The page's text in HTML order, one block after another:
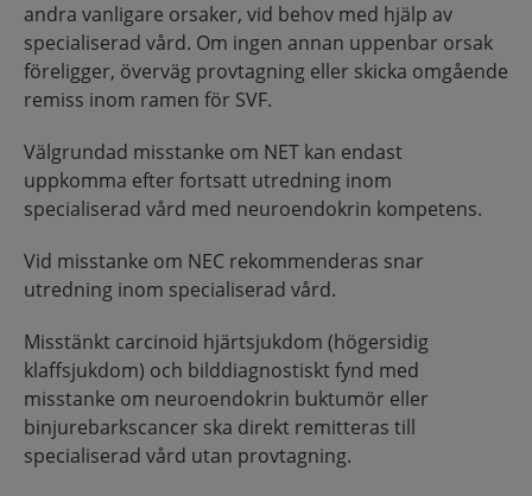
andra vanligare orsaker, vid behov med hjälp av
specialiserad vård. Om ingen annan uppenbar orsak
föreligger, överväg provtagning eller skicka omgående
remiss inom ramen för SVF.
Välgrundad misstanke om NET kan endast
uppkomma efter fortsatt utredning inom
specialiserad vård med neuroendokrin kompetens.
Vid misstanke om NEC rekommenderas snar
utredning inom specialiserad vård.
Misstänkt carcinoid hjärtsjukdom (högersidig
klaffsjukdom) och bilddiagnostiskt fynd med
misstanke om neuroendokrin buktumör eller
binjurebarkscancer ska direkt remitteras till
specialiserad vård utan provtagning.